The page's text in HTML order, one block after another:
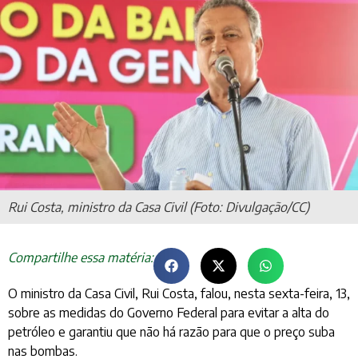
Rui Costa, ministro da Casa Civil (Foto: Divulgação/CC)
Compartilhe essa matéria:
O ministro da Casa Civil, Rui Costa, falou, nesta sexta-feira, 13,
sobre as medidas do Governo Federal para evitar a alta do
petróleo e garantiu que não há razão para que o preço suba
nas bombas.